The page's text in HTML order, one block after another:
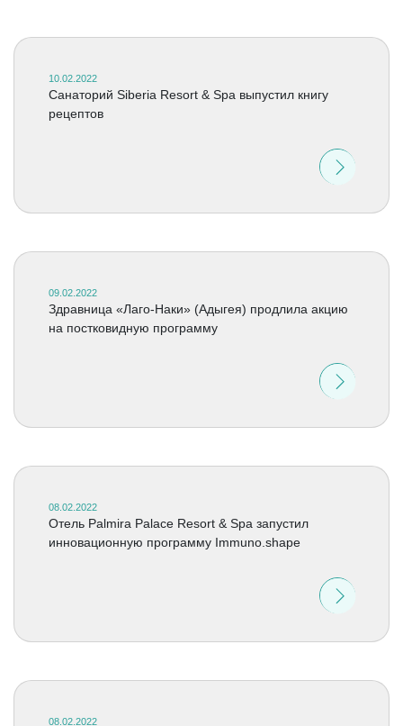
10.02.2022
Санаторий Siberia Resort & Spa выпустил книгу
рецептов
09.02.2022
Здравница «Лаго-Наки» (Адыгея) продлила акцию
на постковидную программу
08.02.2022
Отель Palmira Palace Resort & Spa запустил
инновационную программу Immuno.shape
08.02.2022